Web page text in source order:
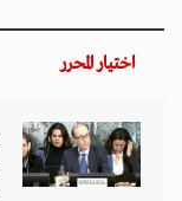
اختيار المحرر